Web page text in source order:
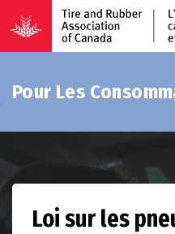
Pour Les
Loi sur les